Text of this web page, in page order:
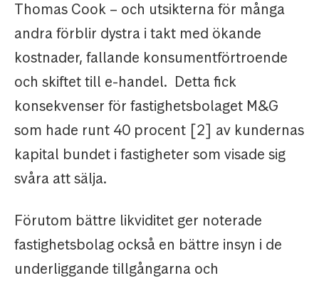
Thomas Cook – och utsikterna för många
andra förblir dystra i takt med ökande
kostnader, fallande konsumentförtroende
och skiftet till e-handel. Detta fick
konsekvenser för fastighetsbolaget M&G
som hade runt 40 procent [2] av kundernas
kapital bundet i fastigheter som visade sig
svåra att sälja.
Förutom bättre likviditet ger noterade
fastighetsbolag också en bättre insyn i de
underliggande tillgångarna och